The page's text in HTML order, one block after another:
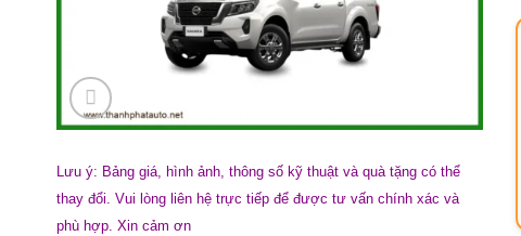
Lưu ý: Bảng giá, hình ảnh, thông số kỹ thuật và quà tặng có thể
thay đổi. Vui lòng liên hệ trực tiếp để được tư vấn chính xác và
phù hợp. Xin cảm ơn